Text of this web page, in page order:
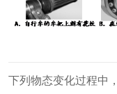
下列物态变化过程中